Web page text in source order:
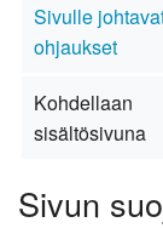
Sivulle
ohjaukset
Kohdellaan
sisältösivuna
Sivun